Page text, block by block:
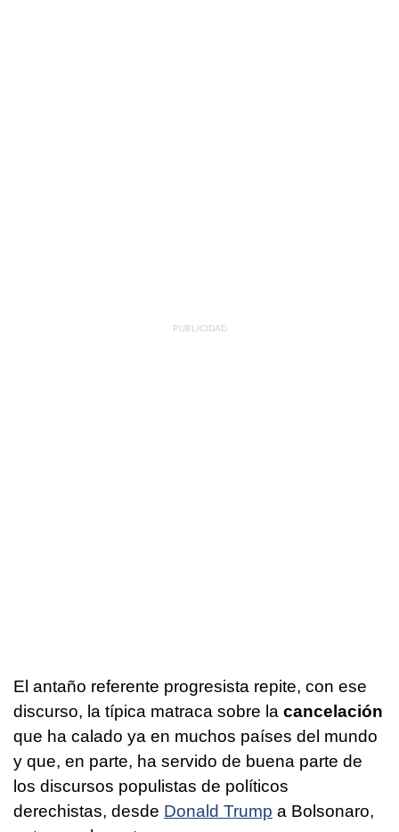
El antaño referente progresista repite, con ese
discurso, la típica matraca sobre la cancelación
que ha calado ya en muchos países del mundo
y que, en parte, ha servido de buena parte de
los discursos populistas de políticos
derechistas, desde Donald Trump a Bolsonaro,